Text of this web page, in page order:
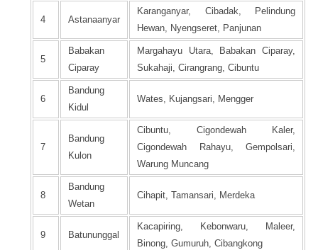
4 Astanaanyar
Karanganyar, Cibadak, Pelindung
Hewan, Nyengseret, Panjunan
5
Babakan
Ciparay
Margahayu Utara, Babakan Ciparay,
Sukahaji, Cirangrang, Cibuntu
6
Bandung
Kidul
Wates, Kujangsari, Mengger
7
Bandung
Kulon
Cibuntu, Cigondewah Kaler,
Cigondewah Rahayu, Gempolsari,
Warung Muncang
8
Bandung
Wetan
Cihapit, Tamansari, Merdeka
9 Batununggal
Kacapiring, Kebonwaru, Maleer,
Binong, Gumuruh, Cibangkong